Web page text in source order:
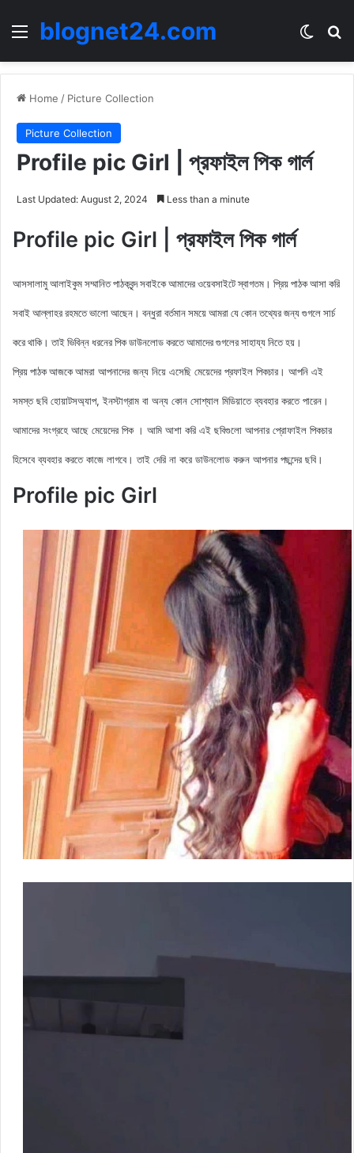
Menublognet24.com
Home / Picture Collection
Picture Collection
Profile pic Girl | প্রফাইল পিক গার্ল
Last Updated: August 2, 2024 Less than a minute
Profile pic Girl | প্রফাইল পিক গার্ল
আসসালামু আলাইকুম সম্মানিত পাঠকবৃন্দ সবাইকে আমাদের ওয়েবসাইটে স্বাগতম। প্রিয় পাঠক আসা করি
সবাই আল্লাহর রহমতে ভালো আছেন। বন্ধুরা বর্তমান সময়ে আমরা যে কোন তথ্যের জন্য গুগলে সার্চ
করে থাকি। তাই ভিবিন্ন ধরনের পিক ডাউনলোড করতে আমাদের গুগলের সাহায্য নিতে হয়।
প্রিয় পাঠক আজকেআমরা আপনাদের জন্য নিয়ে এসেছি মেয়েদের প্রফাইল পিকচার। আপনি এই
সমস্ত ছবি হোয়াটসঅ্যাপ, ইনস্টাগ্রাম বা অন্য কোন সোশ্যাল মিডিয়াতে ব্যবহার করতে পারেন।
আমাদের সংগ্রহে আছে মেয়েদের পিক । আমি আশা করি এই ছবিগুলো আপনার প্রোফাইল পিকচার
হিসেবে ব্যবহার করতে কাজে লাগবে। তাই দেরি না করে ডাউনলোড করুন আপনার পছন্দের ছবি।
Profile pic Girl